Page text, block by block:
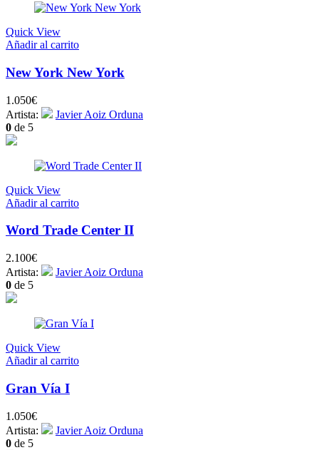
Quick View
Añadir al carrito
New York New York
1.050€
Artista:
Javier Aoiz Orduna
0 de 5
Quick View
Añadir al carrito
Word Trade Center II
2.100€
Artista:
Javier Aoiz Orduna
0 de 5
Quick View
Añadir al carrito
Gran Vía I
1.050€
Artista:
Javier Aoiz Orduna
0 de 5